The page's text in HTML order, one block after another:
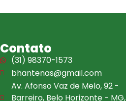
Contato
(31) 98370-1573
bhantenas@gmail.com
Av. Afonso Vaz de Melo, 92 -
Barreiro, Belo Horizonte - MG,